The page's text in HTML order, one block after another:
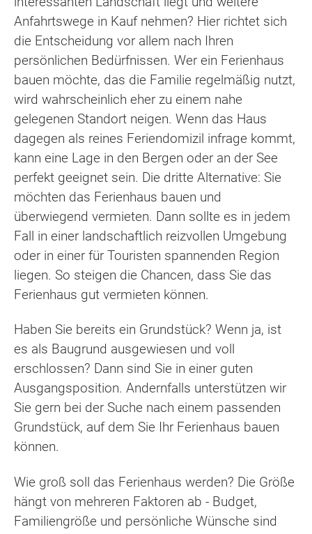
Anfahrtswege in Kauf nehmen? Hier richtet sich
die Entscheidung vor allem nach Ihren
persönlichen Bedürfnissen. Wer ein Ferienhaus
bauen möchte, das die Familie regelmäßig nutzt,
wird wahrscheinlich eher zu einem nahe
gelegenen Standort neigen. Wenn das Haus
dagegen als reines Feriendomizil infrage kommt,
kann eine Lage in den Bergen oder an der See
perfekt geeignet sein. Die dritte Alternative: Sie
möchten das Ferienhaus bauen und
überwiegend vermieten. Dann sollte es in jedem
Fall in einer landschaftlich reizvollen Umgebung
oder in einer für Touristen spannenden Region
liegen. So steigen die Chancen, dass Sie das
Ferienhaus gut vermieten können.
Haben Sie bereits ein Grundstück? Wenn ja, ist
es als Baugrund ausgewiesen und voll
erschlossen? Dann sind Sie in einer guten
Ausgangsposition. Andernfalls unterstützen wir
Sie gern bei der Suche nach einem passenden
Grundstück, auf dem Sie Ihr Ferienhaus bauen
können.
Wie groß soll das Ferienhaus werden? Die Größe
hängt von mehreren Faktoren ab - Budget,
Familiengröße und persönliche Wünsche sind